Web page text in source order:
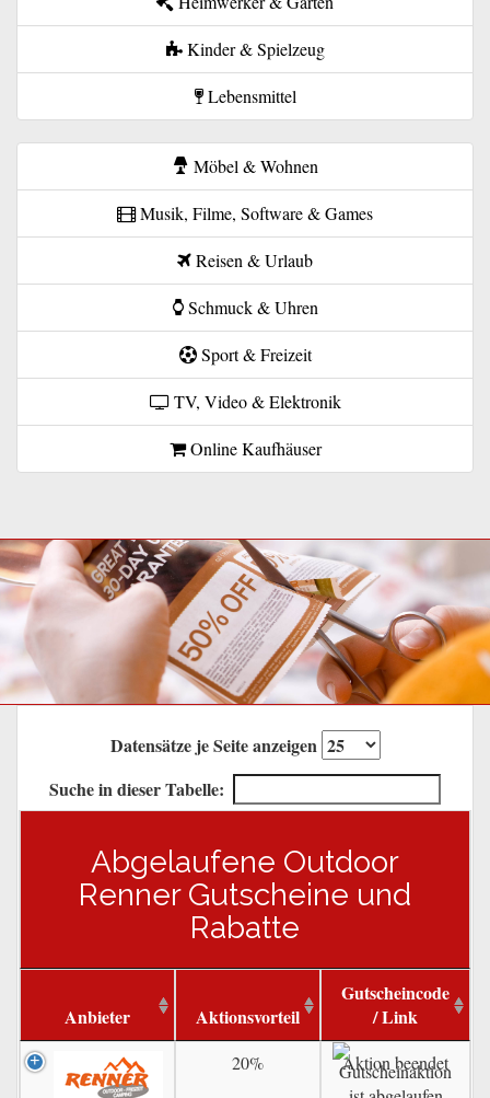
Kinder & Spielzeug
Lebensmittel
Möbel & Wohnen
Musik, Filme, Software & Games
Reisen & Urlaub
Schmuck & Uhren
Sport & Freizeit
TV, Video & Elektronik
Online Kaufhäuser
Datensätze je Seite anzeigen
Suche in dieser Tabelle:
Abgelaufene Outdoor
Renner Gutscheine und
Rabatte
Anbieter Aktionsvorteil
Gutscheincode
/ Link
20% Aktion beendet